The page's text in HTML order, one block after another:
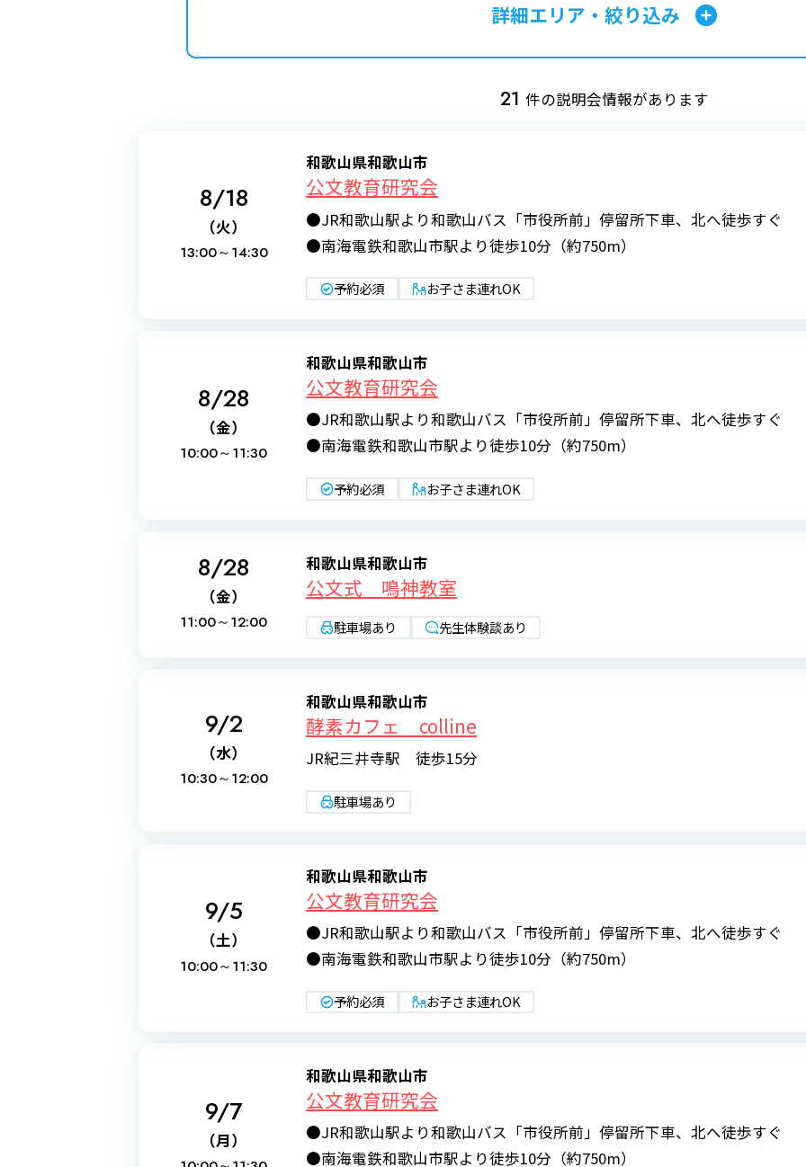
詳細エリア・絞り込み
21 件の説明会情報があります
8/18
（火）
13:00～14:30
和歌山県和歌山市
公文教育研究会
●JR和歌山駅より和歌山バス「市役所前」停留所下車、北へ徒歩すぐ
●南海電鉄和歌山市駅より徒歩10分（約750m）
予約必須 お子さま連れOK
8/28
（金）
10:00～11:30
和歌山県和歌山市
公文教育研究会
●JR和歌山駅より和歌山バス「市役所前」停留所下車、北へ徒歩すぐ
●南海電鉄和歌山市駅より徒歩10分（約750m）
予約必須 お子さま連れOK
8/28
（金）
11:00～12:00
和歌山県和歌山市
公文式 鳴神教室
駐車場あり 先生体験談あり
9/2
（水）
10:30～12:00
和歌山県和歌山市
酵素カフェ colline
JR紀三井寺駅 徒歩15分
駐車場あり
9/5
（土）
10:00～11:30
和歌山県和歌山市
公文教育研究会
●JR和歌山駅より和歌山バス「市役所前」停留所下車、北へ徒歩すぐ
●南海電鉄和歌山市駅より徒歩10分（約750m）
予約必須 お子さま連れOK
9/7
（月）
和歌山県和歌山市
公文教育研究会
●JR和歌山駅より和歌山バス「市役所前」停留所下車、北へ徒歩すぐ
●南海電鉄和歌山市駅より徒歩10分（約750m）